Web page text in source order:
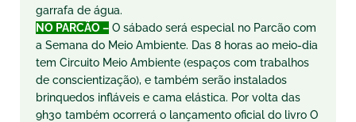
garrafa de água.
NO PARCÃO – O sábado será especial no Parcão com
a Semana do Meio Ambiente. Das 8 horas ao meio-dia
tem Circuito Meio Ambiente (espaços com trabalhos
de conscientização), e também serão instalados
brinquedos infláveis e cama elástica. Por volta das
9h30 também ocorrerá o lançamento oficial do livro O